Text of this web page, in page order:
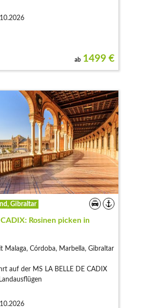
ab 1499 €
Gibraltar
CADIX: Rosinen picken in
Malaga, Córdoba, Marbella, Gibraltar
auf der MS LA BELLE DE CADIX